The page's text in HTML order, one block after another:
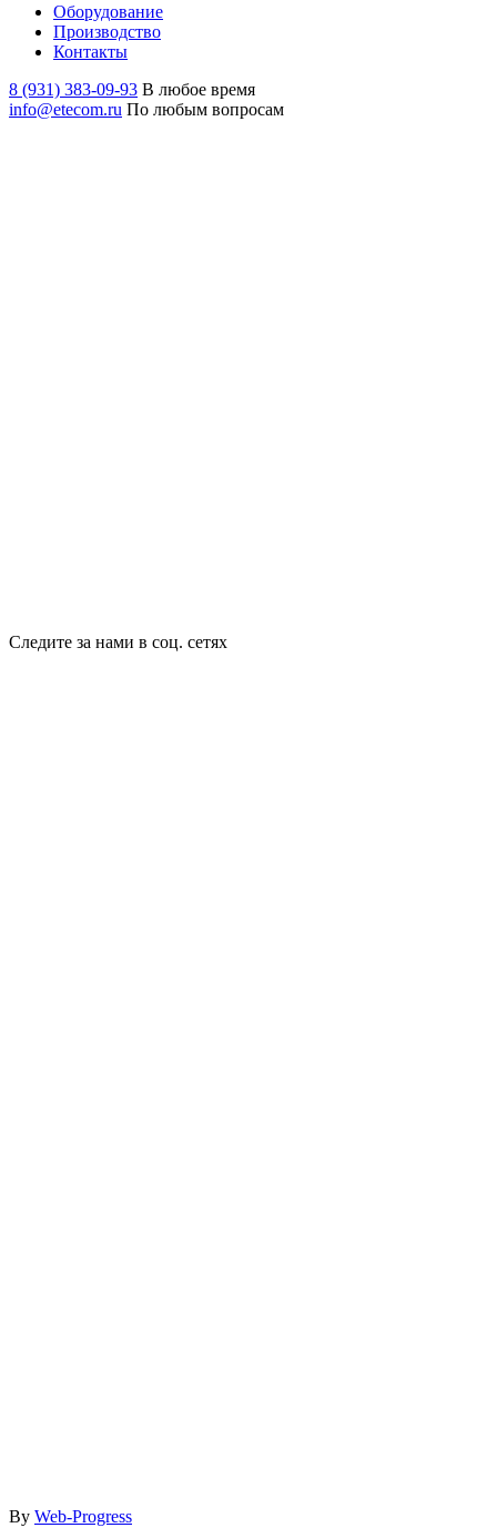
Оборудование
Производство
Контакты
8 (931) 383-09-93 В любое время
info@etecom.ru По любым вопросам
Следите за нами в соц. сетях
By Web-Progress